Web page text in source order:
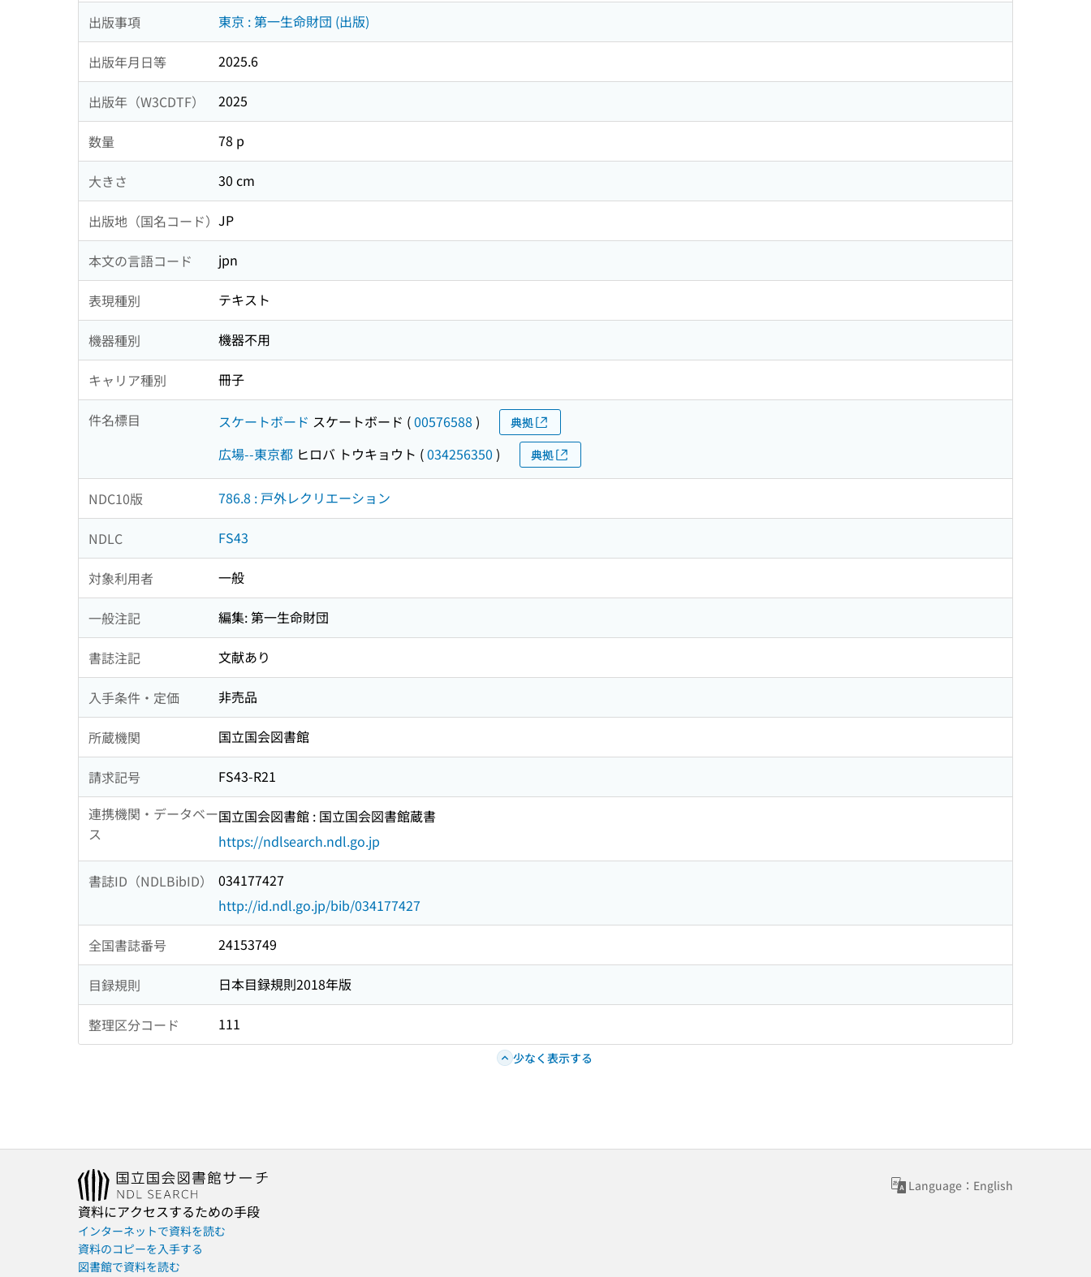
出版事項 東京 : 第一生命財団 (出版)
出版年月日等 2025.6
出版年（W3CDTF） 2025
数量 78 p
大きさ 30 cm
出版地（国名コード） JP
本文の言語コード jpn
表現種別 テキスト
機器種別 機器不用
キャリア種別 冊子
件名標目 スケートボード スケートボード (00576588 ) 典拠
広場--東京都 ヒロバ トウキョウト (034256350 ) 典拠
NDC10版 786.8 : 戸外レクリエーション
NDLC FS43
対象利用者 一般
一般注記 編集: 第一生命財団
書誌注記 文献あり
入手条件・定価 非売品
所蔵機関 国立国会図書館
請求記号
FS43-R21
連携機関・データベー
ス
国立国会図書館 : 国立国会図書館蔵書
https://ndlsearch.ndl.go.jp
書誌ID（NDLBibID）
034177427
http://id.ndl.go.jp/bib/034177427
全国書誌番号 24153749
目録規則 日本目録規則2018年版
整理区分コード 111
少なく表示する
Language：English
資料にアクセスするための手段
インターネットで資料を読む
資料のコピーを入手する
図書館で資料を読む